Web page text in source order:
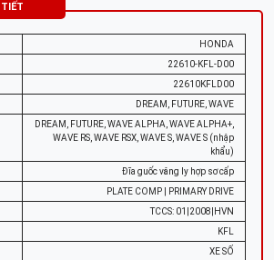
HONDA
22610-KFL-D00
22610KFLD00
DREAM, FUTURE, WAVE
DREAM, FUTURE, WAVE ALPHA, WAVE ALPHA+,
WAVE RS, WAVE RSX, WAVE S, WAVE S (nhập
khẩu)
Đĩa guốc văng ly hợp sơ cấp
PLATE COMP | PRIMARY DRIVE
TCCS: 01|2008|HVN
KFL
XE SỐ